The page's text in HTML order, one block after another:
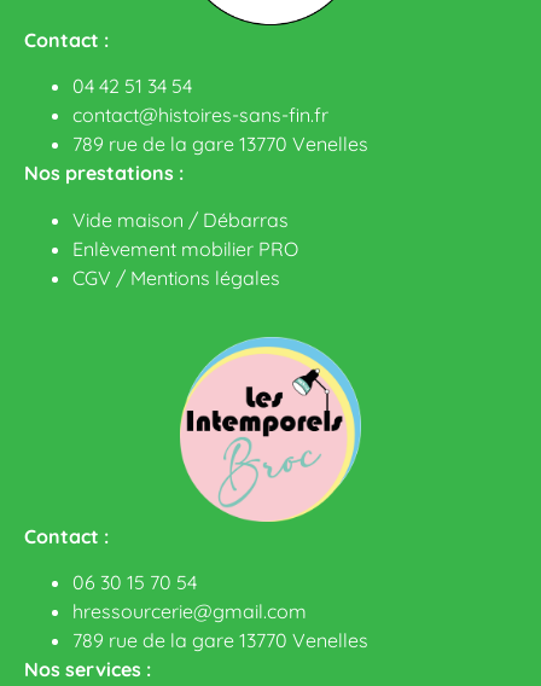
Contact :
04 42 51 34 54
contact@histoires-sans-fin.fr
789 rue de la gare 13770 Venelles
Nos prestations :
Vide maison / Débarras
Enlèvement mobilier PRO
CGV / Mentions légales
Contact :
06 30 15 70 54
hressourcerie@gmail.com
789 rue de la gare 13770 Venelles
Nos services :